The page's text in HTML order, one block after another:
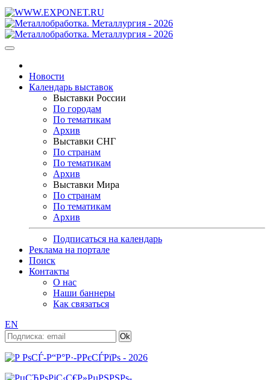
Новости
Календарь выставок
Выставки России
По городам
По тематикам
Архив
Выставки СНГ
По странам
По тематикам
Архив
Выставки Мира
По странам
По тематикам
Архив
Подписаться на календарь
Реклама на портале
Поиск
Контакты
О нас
Наши баннеры
Как связаться
EN